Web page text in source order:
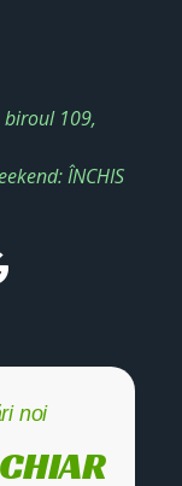
biroul 109,
ÎNCHIS
noi